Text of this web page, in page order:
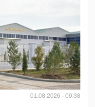
01.08.2026 - 09:38